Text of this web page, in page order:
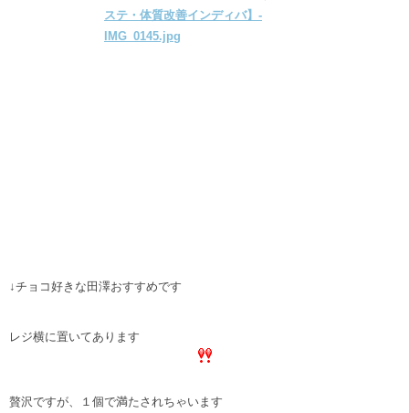
↓チョコ好きな田澤おすすめです
レジ横に置いてあります
贅沢ですが、１個で満たされちゃいます